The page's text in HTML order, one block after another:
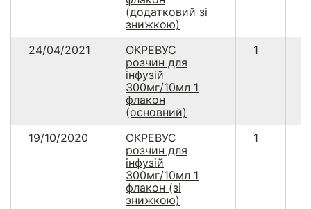
(додатковий зі
знижкою)
24/04/2021
ОКРЕВУС
розчин для
інфузій
300мг/10мл 1
флакон
(основний)
1
19/10/2020
ОКРЕВУС
розчин для
інфузій
300мг/10мл 1
флакон (зі
знижкою)
1